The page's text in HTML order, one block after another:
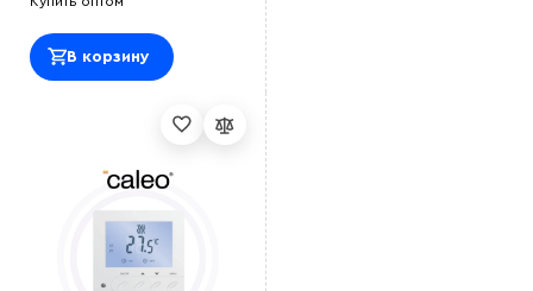
В корзину